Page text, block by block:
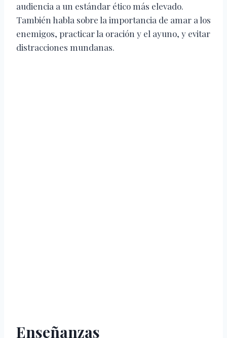
audiencia a un estándar ético más elevado.
También habla sobre la importancia de amar a los
enemigos, practicar la oración y el ayuno, y evitar
distracciones mundanas.
Enseñanzas